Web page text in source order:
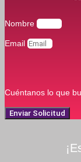
Nombre
Email
Cuéntanos lo que
Enviar Solicitud